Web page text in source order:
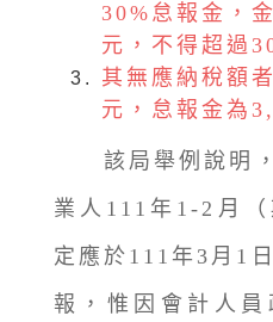
30%怠報金，
元，不得超過
其無應納稅額
元，怠報金為
該局舉例說明，
業人111年1-2月
定應於111年3月1
報，惟因會計人員